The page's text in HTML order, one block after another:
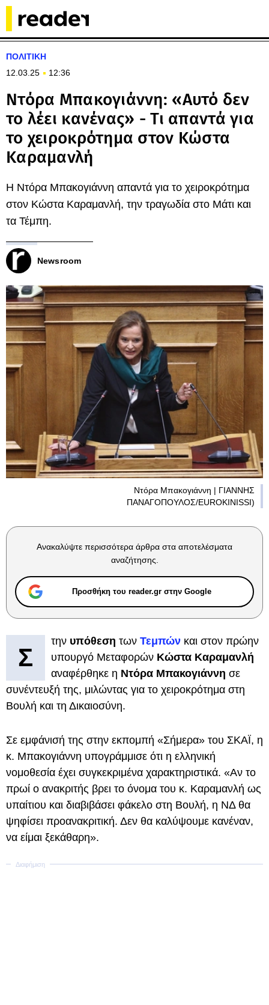
ΠΟΛΙΤΙΚΗ
12.03.25
12:36
Ντόρα Μπακογιάννη: «Αυτό δεν
το λέει κανένας» - Τι απαντά για
το χειροκρότημα στον Κώστα
Kαραμανλή
Η Ντόρα Μπακογιάννη απαντά για το χειροκρότημα
στον Κώστα Kαραμανλή, την τραγωδία στο Μάτι και
τα Τέμπη.
Newsroom
Ντόρα Μπακογιάννη | ΓΙΑΝΝΗΣ
ΠΑΝΑΓΟΠΟΥΛΟΣ/EUROKINISSI)
Ανακαλύψτε περισσότερα άρθρα στα αποτελέσματα
αναζήτησης.
Προσθήκη του reader.gr στην Google
Σ
την υπόθεση των Τεμπών και στον πρώην
υπουργό Μεταφορών Κώστα Καραμανλή
αναφέρθηκε η Ντόρα Μπακογιάννη σε
συνέντευξή της, μιλώντας για το χειροκρότημα στη
Βουλή και τη Δικαιοσύνη.
Σε εμφάνισή της στην εκπομπή «Σήμερα» του ΣΚΑΪ, η
κ. Μπακογιάννη υπογράμμισε ότι η ελληνική
νομοθεσία έχει συγκεκριμένα χαρακτηριστικά. «Αν το
πρωί ο ανακριτής βρει το όνομα του κ. Καραμανλή ως
υπαίτιου και διαβιβάσει φάκελο στη Βουλή, η ΝΔ θα
ψηφίσει προανακριτική. Δεν θα καλύψουμε κανέναν,
να είμαι ξεκάθαρη».